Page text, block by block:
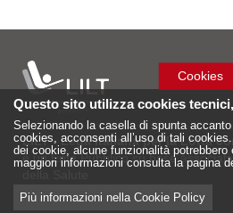
LILT - Lega Italiana per la Lotta
è un Ente Pubblico su base
Sede Nazionale
Cookies
Questo sito utilizza cookies
Selezionando la casella di spunta
cookies, acconsenti all’uso di tali
dei cookie, alcune funzionalità
maggiori informazioni consulta la pagina
Più informazioni nella Cookie Policy